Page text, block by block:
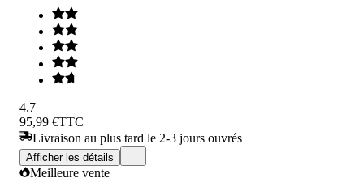
4.7
95,99 €TTC
Livraison au plus tard le 2-3 jours ouvrés
Afficher les détails
Meilleure vente